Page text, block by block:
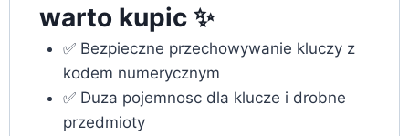
warto kupic ✨
✅ Bezpieczne przechowywanie kluczy z
kodem numerycznym
✅ Duza pojemnosc dla klucze i drobne
przedmioty